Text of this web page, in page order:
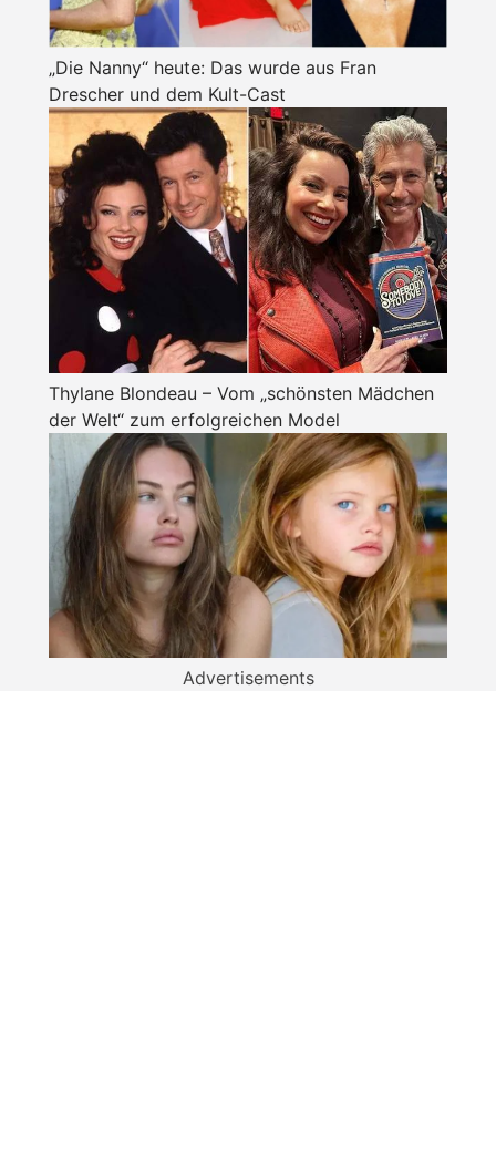
„Die Nanny“ heute: Das wurde aus Fran
Drescher und dem Kult-Cast
Thylane Blondeau – Vom „schönsten Mädchen
der Welt“ zum erfolgreichen Model
Advertisements